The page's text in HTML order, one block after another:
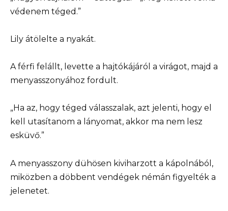
védenem téged.”
Lily átölelte a nyakát.
A férfi felállt, levette a hajtókájáról a virágot, majd a
menyasszonyához fordult.
„Ha az, hogy téged válasszalak, azt jelenti, hogy el
kell utasítanom a lányomat, akkor ma nem lesz
esküvő.”
A menyasszony dühösen kiviharzott a kápolnából,
miközben a döbbent vendégek némán figyelték a
jelenetet.